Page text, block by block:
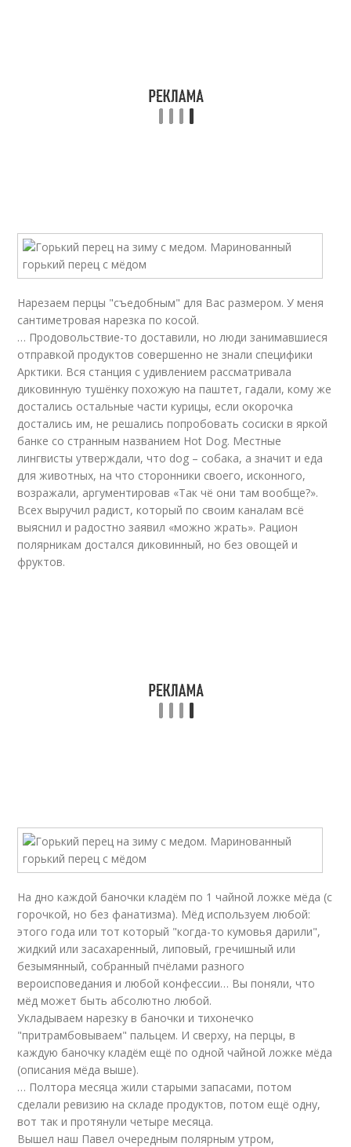
Нарезаем перцы "съедобным" для Вас размером. У меня
сантиметровая нарезка по косой.
… Продовольствие-то доставили, но люди занимавшиеся
отправкой продуктов совершенно не знали специфики
Арктики. Вся станция с удивлением рассматривала
диковинную тушёнку похожую на паштет, гадали, кому же
достались остальные части курицы, если окорочка
достались им, не решались попробовать сосиски в яркой
банке со странным названием Hot Dog. Местные
лингвисты утверждали, что dog – собака, а значит и еда
для животных, на что сторонники своего, исконного,
возражали, аргументировав «Так чё они там вообще?».
Всех выручил радист, который по своим каналам всё
выяснил и радостно заявил «можно жрать». Рацион
полярникам достался диковинный, но без овощей и
фруктов.
На дно каждой баночки кладём по 1 чайной ложке мёда (с
горочкой, но без фанатизма). Мёд используем любой:
этого года или тот который "когда-то кумовья дарили",
жидкий или засахаренный, липовый, гречишный или
безымянный, собранный пчёлами разного
вероисповедания и любой конфессии… Вы поняли, что
мёд может быть абсолютно любой.
Укладываем нарезку в баночки и тихонечко
"притрамбовываем" пальцем. И сверху, на перцы, в
каждую баночку кладём ещё по одной чайной ложке мёда
(описания мёда выше).
… Полтора месяца жили старыми запасами, потом
сделали ревизию на складе продуктов, потом ещё одну,
вот так и протянули четыре месяца.
Вышел наш Павел очередным полярным утром,